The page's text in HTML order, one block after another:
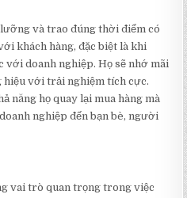
và trao đúng thời điểm có
khách hàng, đặc biệt là khi
với doanh nghiệp. Họ sẽ nhớ mãi
hiệu với trải nghiệm tích cực.
năng họ quay lại mua hàng mà
nghiệp đến bạn bè, người
vai trò quan trọng trong việc